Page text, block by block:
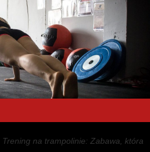
Trening na trampolinie: Zabawa, która